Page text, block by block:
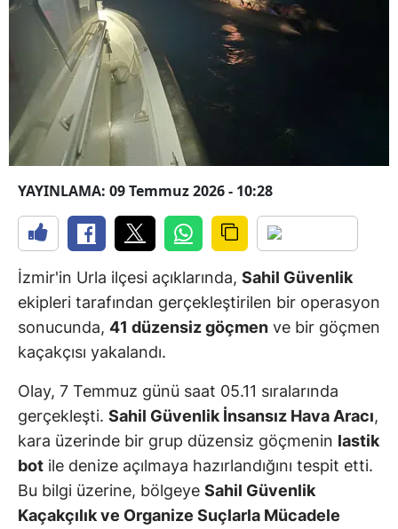
YAYINLAMA: 09 Temmuz 2026 - 10:28
İzmir'in Urla ilçesi açıklarında, Sahil Güvenlik
ekipleri tarafından gerçekleştirilen bir operasyon
sonucunda, 41 düzensiz göçmen ve bir göçmen
kaçakçısı yakalandı.
Olay, 7 Temmuz günü saat 05.11 sıralarında
gerçekleşti. Sahil Güvenlik İnsansız Hava Aracı,
kara üzerinde bir grup düzensiz göçmenin lastik
bot ile denize açılmaya hazırlandığını tespit etti.
Bu bilgi üzerine, bölgeye Sahil Güvenlik
Kaçakçılık ve Organize Suçlarla Mücadele